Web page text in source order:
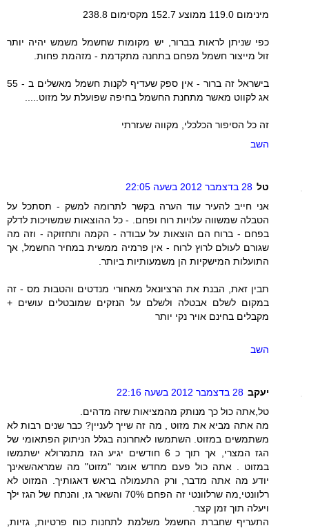
מינימום 119.0 ממוצע 152.7 מקסימום 238.8
כפי שניתן לראות בברור, יש מקומות שחשמל משמש יהיה יותר
זול מייצור חשמל מפחם בתחנה מתקדמת - מזהמת פחות.
בישראל זה ברור - אין ספק שעדיף לקנות חשמל מאשלים ב - 55
אג לקווט מאשר מתחנת החשמל בחיפה שפועלת על מזוט.....
זה כל הסיפור הכלכלי, מקווה שעזרתי
השב
טל 28 בדצמבר 2012 בשעה 22:05
אני חייב להעיר עוד הערה בקשר לתרומה למשק - תסתכל על
הטבלה שמשווה עלויות רוח ופחם. - כל ההוצאות שמשויכות לדלק
בפחם - ברוח הם הוצאות על עבודה - הקמה ותחזוקה - וזה מה
שגורם לעולם לרוץ לרוח - אין פרמיה ממשית במחיר החשמל, אך
התועלות המישקיות הן משמעותיות ביותר.
תבין זאת, הבנת את הרציונאל מאחורי מנדטים והטבות מס - זה
במקום לשלם אבטלה ולשלם על הנזקים שמובטלים עושים +
מקבלים בחינם אויר נקי יותר
השב
יעקב 28 בדצמבר 2012 בשעה 22:16
טל,אתה כול כך מנותק מהמציאות שזה מדהים.
מה אתה מביא את מזוט , מה זה שייך לעניין? כבר שנים רבות לא
משתמשים במזוט. השתמשו לאחרונה בגלל הניתוק הפתאומי של
הגז המצרי, אך תוך כ 6 חודשים יגיע הגז מתמרולא ישתמשו
במזוט . אתה כול פעם מחדש אומר "מזוט" מה שמראהשאינך
יודע מה אתה מדבר, ורק התעמולה בראש דאגותיך. המזוט לא
רלוונטי,מה שרלוונטי זה הפחם 70% והשאר גז, והנתח של הגז ילך
ויעלה תוך זמן קצר.
התעריף שחברת החשמל משלמת לתחנות כוח פרטיות, גזיות,